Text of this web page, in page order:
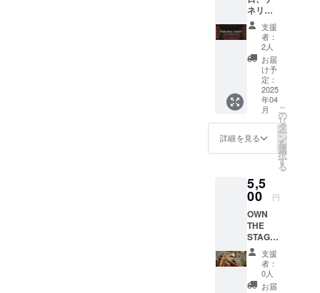
り前にな
かったもの
を当たり前
に、当たり
前にあった
ものを時代
にあった形
にし、一人
一人と向き
必ず提供い
ネリ
ハーサ
ル鑑賞
チケッ
ト。 私
たちの
アー
ティス
ト、ゲ
ストダ
ンサー
がリ
ハーサ
ルして
子をご
鑑賞い
ただけ
ます。
¥5,000 /
お一
人 リ
ハーサ
ル時
間、チ
支援
者：
2人
お届
け予
定：
2025
年04
月
詳細を見る
こ
の
リ
タ
ー
ン
を
選
択
す
る
5,5
00 円
OWN
THE
STAGE
JAPAN
終演後
に、プ
リンシ
支援
者：
0人
お届